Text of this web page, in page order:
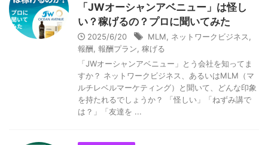
「JWオーシャンアベニュー」は怪し
い？稼げるの？プロに聞いてみた
2025/6/20 MLM ネットワークビジネス
報酬 報酬プラン 稼げる
「JWオーシャンアベニュー」とう会社を知ってま
すか？ ネットワークビジネス、あるいはMLM（マ
ルチレベルマーケティング）と聞いて、どんな印象
を持たれるでしょうか？ 「怪しい」「ねずみ講で
は？」「友達を ...